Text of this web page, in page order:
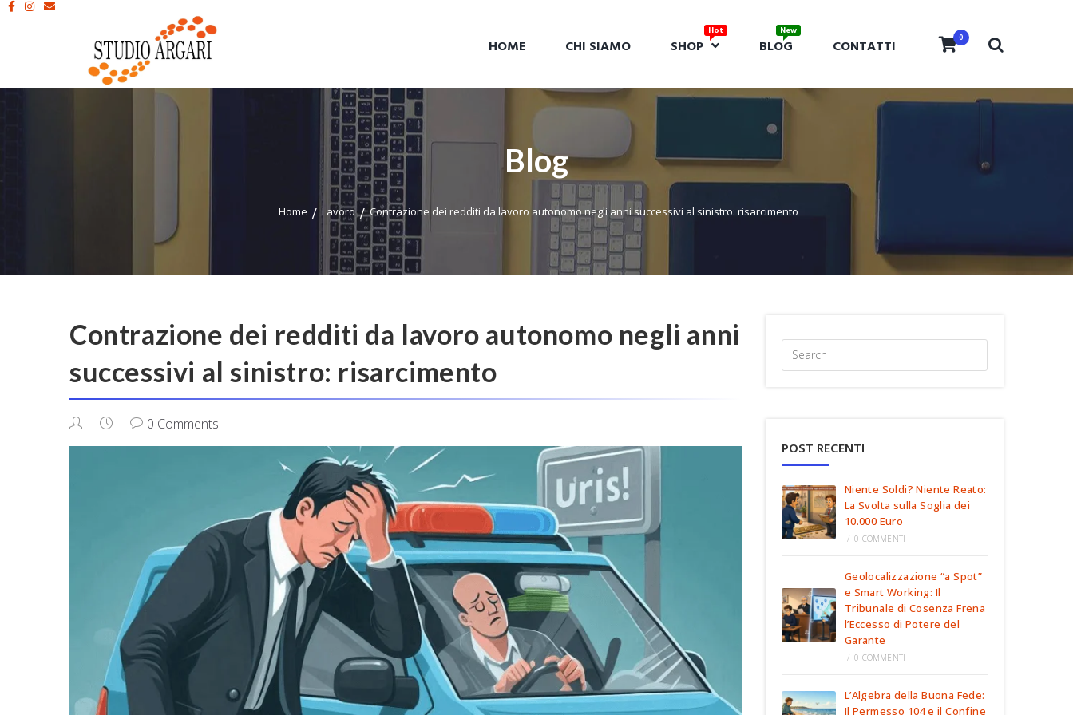
HOME CHI SIAMO SHOP BLOG CONTATTI 0
Blog
Home Lavoro Contrazione dei redditi da lavoro autonomo negli anni successivi al sinistro: risarcimento
Contrazione dei redditi da lavoro autonomo negli anni
successivi al sinistro: risarcimento
0 Comments
POST RECENTI
Niente Soldi? Niente Reato:
La Svolta sulla Soglia dei
10.000 Euro
/ 0 COMMENTI
Geolocalizzazione “a Spot”
e Smart Working: Il
Tribunale di Cosenza Frena
l’Eccesso di Potere del
Garante
/ 0 COMMENTI
L’Algebra della Buona Fede:
Il Permesso 104 e il Confine